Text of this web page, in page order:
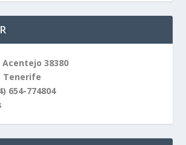
38380
Tenerife
654-774804